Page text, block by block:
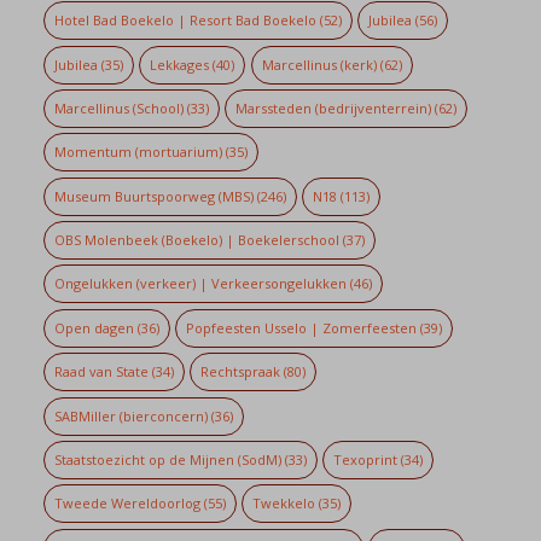
Hotel Bad Boekelo | Resort Bad Boekelo (52) Jubilea (56)
Jubilea (35) Lekkages (40) Marcellinus (kerk)(62)
Marcellinus (School)(33) Marssteden (bedrijventerrein) (62)
Momentum (mortuarium)(35)
Museum Buurtspoorweg (MBS)(246) N18 (113)
OBS Molenbeek (Boekelo) | Boekelerschool (37)
Ongelukken (verkeer) | Verkeersongelukken (46)
Open dagen (36) Popfeesten Usselo | Zomerfeesten (39)
Raad van State (34) Rechtspraak (80)
SABMiller (bierconcern)(36)
Staatstoezicht op de Mijnen (SodM)(33) Texoprint (34)
Tweede Wereldoorlog(55) Twekkelo (35)